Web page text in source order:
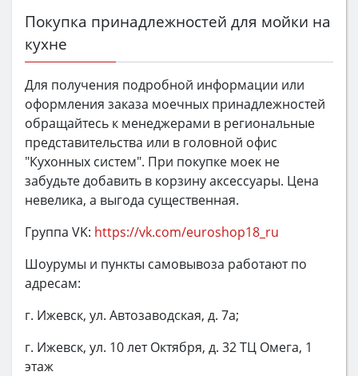
Покупка принадлежностей для мойки на
кухне
Для получения подробной информации или
оформления заказа моечных принадлежностей
обращайтесь к менеджерами в региональные
представительства или в головной офис
"Кухонных систем". При покупке моек не
забудьте добавить в корзину аксессуары. Цена
невелика, а выгода существенная.
Группа VK: https://vk.com/euroshop18_ru
Шоурумы и пункты самовывоза работают по
адресам:
г. Ижевск, ул. Автозаводская, д. 7а;
г. Ижевск, ул. 10 лет Октября, д. 32 ТЦ Омега, 1
этаж